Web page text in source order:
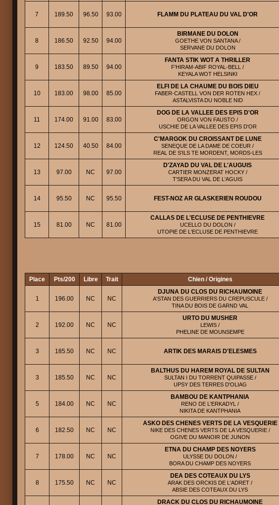
7 189.50 96.50 93.00 FLAMM DU PLATEAU DU VAL D'OR
8 186.50 92.50 94.00
BIRMANE DU DOLON
GOETHE VON SANTANA /
SERVANE DU DOLON
9 183.50 89.50 94.00
FANTA STIK WOT A THRILLER
F'HIRAM-ABIF ROYAL-BELL /
KEYALA WOT HELSINKI
10 183.00 98.00 85.00
ELFI DE LA CHAUME DU BOIS DIEU
FABER-CASTELL VON DER ROTEN HEX /
ASTALVISTA DU NOBLE NID
11 174.00 91.00 83.00
DOG DE LA VALLEE DES EPIS D'OR
ORGON VON FAUSTO /
USCHIE DE LA VALLEE DES EPIS D'OR
12 124.50 40.50 84.00
C'MARGOK DU CROISSANT DE LUNE
SENEQUE DE LA DAME DE COEUR /
REAL DE S'ILS TE MORDENT, MORDS-LES
13 97.00 NC 97.00
D'ZAYAD DU VAL DE L'AUGUIS
CARTIER MONZERAT HOCKY /
T'SERA DU VAL DE L'AGUIS
14 95.50 NC 95.50 FEST-NOZ AR GLASKERIEN ROUDOU
15 81.00 NC 81.00
CALLAS DE L'ECLUSE DE PENTHIEVRE
UCELLO DU DOLON /
UTOPIE DE L'ECLUSE DE PENTHIEVRE
Place Pts/200 Libre Trait Chien / Origines
1 196.00 NC NC
DJUNA DU CLOS DU RICHAUMOINE
A'STAN DES GUERRIERS DU CREPUSCULE /
TINA DU BOIS DE GARND VAL
2 192.00 NC NC
URTO DU MUSHER
LEWIS /
PHELINE DE MOUNSEMPE
3 185.50 NC NC ARTIK DES MARAIS D'ELESMES
3 185.50 NC NC
BALTHUS DU HAREM ROYAL DE SULTAN
SULTAN I DU TORRENT QUIPASSE /
UPSY DES TERRES D'OLIAG
5 184.00 NC NC
BAMBOU DE KANTPHANIA
RENO DE L'ERKADYL /
NIKITA DE KANTPHANIA
6 182.50 NC NC
ASKO DES CHENES VERTS DE LA VESQUERIE
NIKE DES CHENES VERTS DE LA VESQUERIE /
OGIVE DU MANOIR DE JUNON
7 178.00 NC NC
ETNA DU CHAMP DES NOYERS
ULYSSE DU DOLON /
BORA DU CHAMP DES NOYERS
8 175.50 NC NC
DEA DES COTEAUX DU LYS
ARAK DES ORCKIS DE L'ADRET /
ABSIE DES COTEAUX DU LYS
DRACK DU CLOS DU RICHAUMOINE